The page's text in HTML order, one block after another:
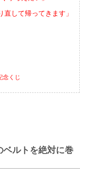
して帰ってきます」
念くじ
ベルトを絶対に巻